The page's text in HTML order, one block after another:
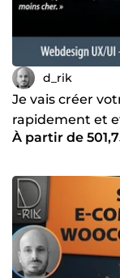
d_rik
Je vais créer
rapidement et
À partir de